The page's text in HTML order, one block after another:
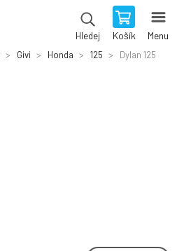
Hledej Košík Menu
Givi Honda 125 Dylan 125